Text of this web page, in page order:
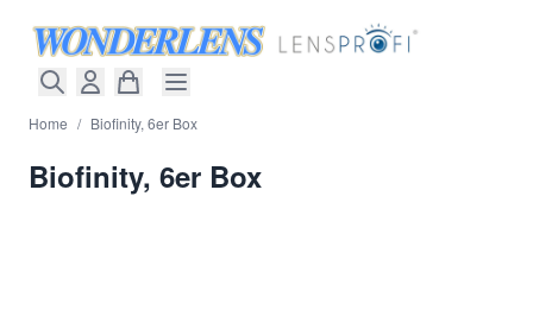
Home / Biofinity, 6er Box
Biofinity, 6er Box